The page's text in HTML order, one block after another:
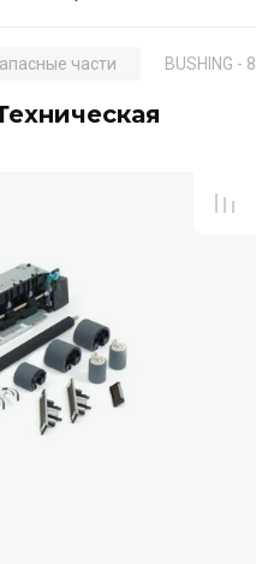
части BUSHING -